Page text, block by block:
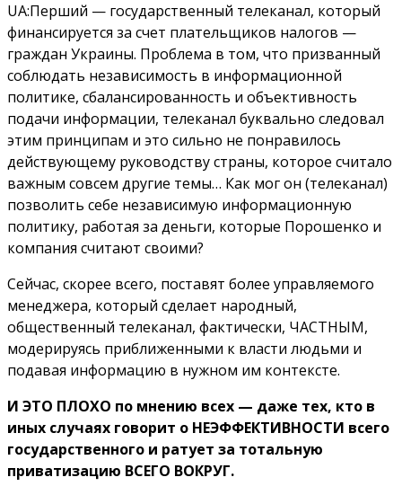
UA:Перший — государственный телеканал, который
финансируется за счет плательщиков налогов —
граждан Украины. Проблема в том, что призванный
соблюдать независимость в информационной
политике, сбалансированность и объективность
подачи информации, телеканал буквально следовал
этим принципам и это сильно не понравилось
действующему руководству страны, которое считало
важным совсем другие темы… Как мог он (телеканал)
позволить себе независимую информационную
политику, работая за деньги, которые Порошенко и
компания считают своими?
Сейчас, скорее всего, поставят более управляемого
менеджера, который сделает народный,
общественный телеканал, фактически, ЧАСТНЫМ,
модерируясь приближенными к власти людьми и
подавая информацию в нужном им контексте.
И ЭТО ПЛОХО по мнению всех — даже тех, кто в
иных случаях говорит о НЕЭФФЕКТИВНОСТИ всего
государственного и ратует за тотальную
приватизацию ВСЕГО ВОКРУГ.